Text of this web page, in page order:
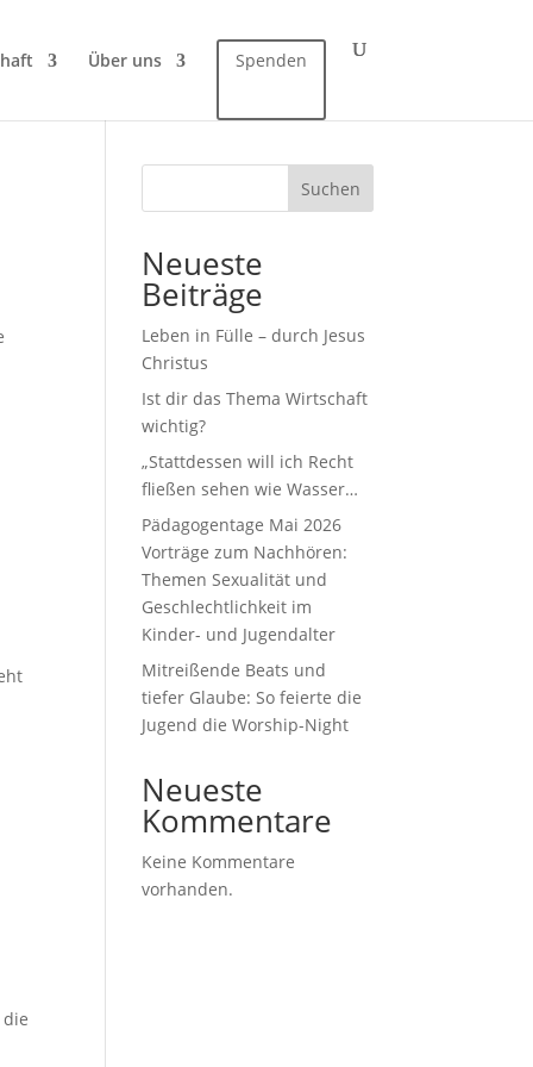
Über uns Spenden
Suchen
Neueste
Beiträge
Leben in Fülle – durch Jesus
Christus
Ist dir das Thema Wirtschaft
wichtig?
„Stattdessen will ich Recht
fließen sehen wie Wasser…
Pädagogentage Mai 2026
Vorträge zum Nachhören:
Themen Sexualität und
Geschlechtlichkeit im
Kinder- und Jugendalter
Mitreißende Beats und
tiefer Glaube: So feierte die
Jugend die Worship-Night
Neueste
Kommentare
Keine Kommentare
vorhanden.